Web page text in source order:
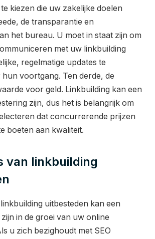
kiezen die uw zakelijke doelen
de transparantie en
het bureau. U moet in staat zijn om
met uw linkbuilding
regelmatige updates te
voortgang. Ten derde, de
voor geld. Linkbuilding kan een
zijn, dus het is belangrijk om
dat concurrerende prijzen
boeten aan kwaliteit.
van linkbuilding
uitbesteden kan een
in de groei van uw online
u zich bezighoudt met SEO